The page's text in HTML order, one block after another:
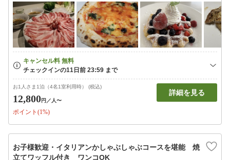
お1人さま1泊（4名1室利用時） (税込)
12,800円 ／人〜
ポイント(1%)
詳細を見る
お子様歓迎・イタリアンかしゃぶしゃぶコースを堪能 焼
立てワッフル付き ワンコOK